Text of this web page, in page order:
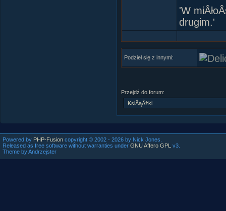
'W
drugim.'
Podziel się z innymi:
Przejdź do forum:
Powered by PHP-Fusion copyright © 2002 - 2026 by Nick Jones.
Released as free software without warranties under GNU Affero GPL v3.
Theme by Andrzejster